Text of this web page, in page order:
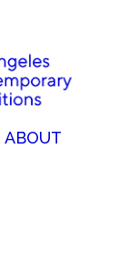
ABOUT